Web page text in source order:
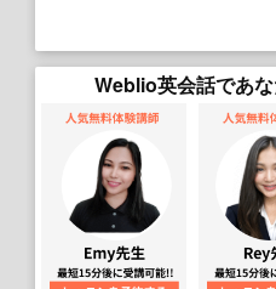
Weblio英会話であ